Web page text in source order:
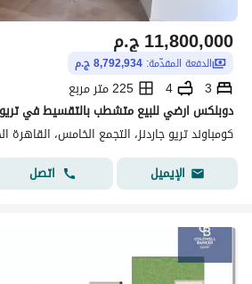
ج.م11,800,000
الدفعة المقدّمة: 8,792,934 ج.م
3
4
225 متر مربع
دوبلكس ارضي للبيع متشطب بالتقسيط في تريو
كومباوند تريو جاردنز، التجمع الخامس، القاهرة
الإيميل
اتصل